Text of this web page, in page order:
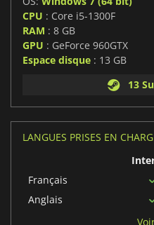
CPU : Core i5-1300F
RAM : 8 GB
GPU : GeForce 960GTX
Espace disque : 13 GB
13
LANGUES PRISES EN
Français
Anglais